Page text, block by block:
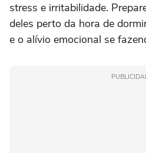
stress e irritabilidade.
deles perto da hora de
e o alívio emocional se